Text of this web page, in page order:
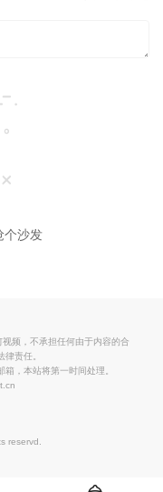
个沙发
频，不承担任何由于内容的合
责任。
，本站将第一时间处理。
reservd.